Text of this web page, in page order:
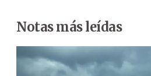
Notas más leídas